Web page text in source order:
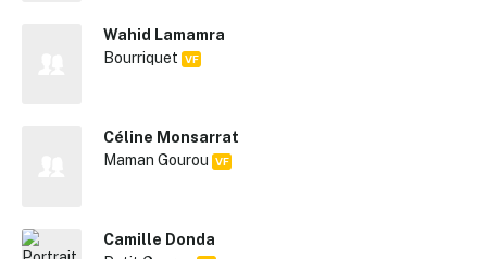
Wahid Lamamra
Bourriquet VF
Céline Monsarrat
Maman Gourou VF
Camille Donda